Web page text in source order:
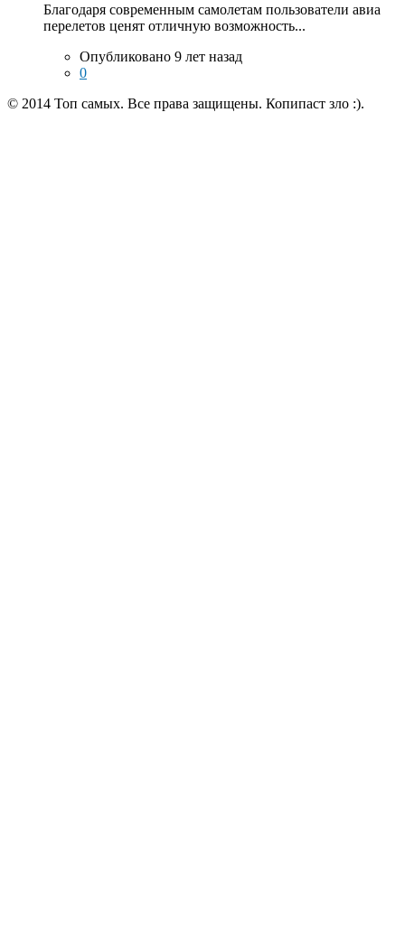
Благодаря современным самолетам пользователи авиа
перелетов ценят отличную возможность...
Опубликовано 9 лет назад
0
© 2014 Топ самых. Все права защищены. Копипаст зло :).